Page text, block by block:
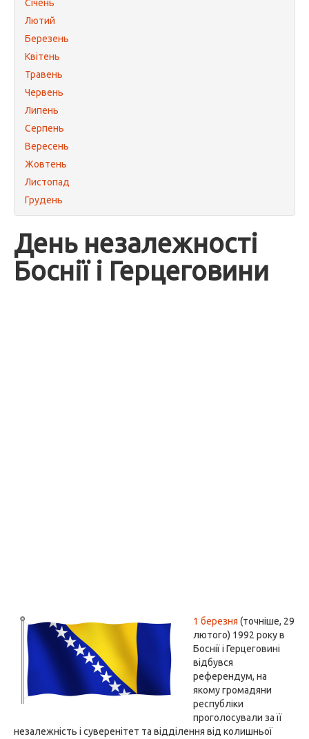
Січень
Лютий
Березень
Квітень
Травень
Червень
Липень
Серпень
Вересень
Жовтень
Листопад
Грудень
День незалежності
Боснії і Герцеговини
1 березня (точніше, 29
лютого) 1992 року в
Боснії і Герцеговині
відбувся
референдум, на
якому громадяни
республіки
проголосували за її
незалежність і суверенітет та відділення від колишньої